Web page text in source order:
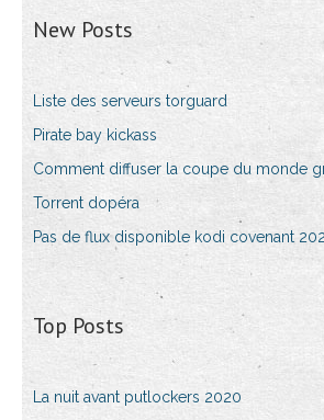
New Posts
Liste des serveurs torguard
Pirate bay kickass
Comment diffuser la coupe du monde
Torrent dopéra
Pas de flux disponible kodi covenant
Top Posts
La nuit avant putlockers 2020